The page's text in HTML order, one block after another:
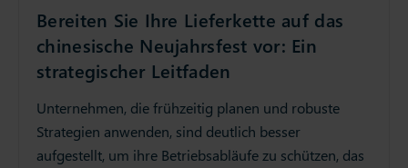
Bereiten Sie Ihre Lieferkette auf das
chinesische Neujahrsfest vor: Ein
strategischer Leitfaden
Unternehmen, die frühzeitig planen und robuste
Strategien anwenden, sind deutlich besser
aufgestellt, um ihre Betriebsabläufe zu schützen, das